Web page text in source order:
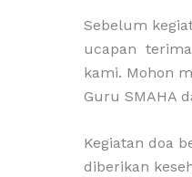
Sebelum
ucapan terima
kami. Mohon
Guru SMAHA
Kegiatan doa
diberikan